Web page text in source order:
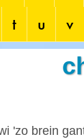
t u v
'zo brein